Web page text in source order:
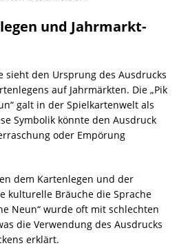
und Jahrmarkt-
sieht den Ursprung des Ausdrucks
auf Jahrmärkten. Die „Pik
galt in der Spielkartenwelt als
Symbolik könnte den Ausdruck
oder Empörung
dem Kartenlegen und der
kulturelle Bräuche die Sprache
Neun“ wurde oft mit schlechten
die Verwendung des Ausdrucks
erklärt.